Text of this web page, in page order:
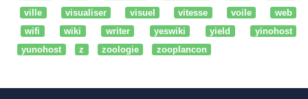
ville
visualiser visuel vitesse voile
web
wifi
wiki writer yeswiki yield
yinohost
yunohost
z zoologie zooplancon